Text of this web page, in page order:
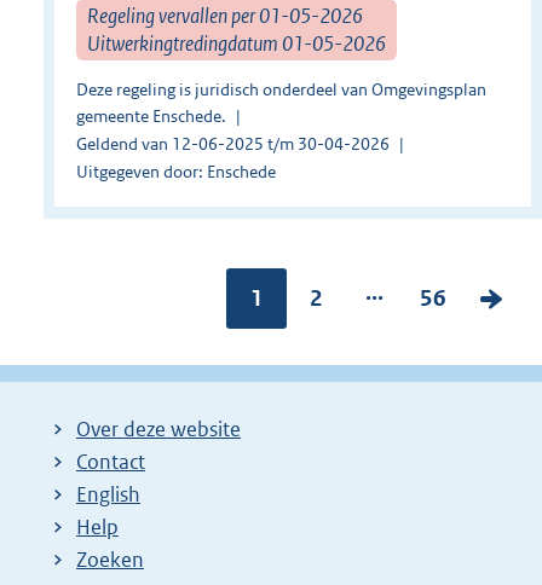
Regeling vervallen per 01-05-2026
Uitwerkingtredingdatum 01-05-2026
Deze regeling is juridisch onderdeel van Omgevingsplan
gemeente Enschede.
Geldend van 12-06-2025 t/m 30-04-2026
Uitgegeven door: Enschede
Pagina:
1
P
g
2 ...
P
g
56
V
l
Over deze website
Contact
English
Help
Zoeken